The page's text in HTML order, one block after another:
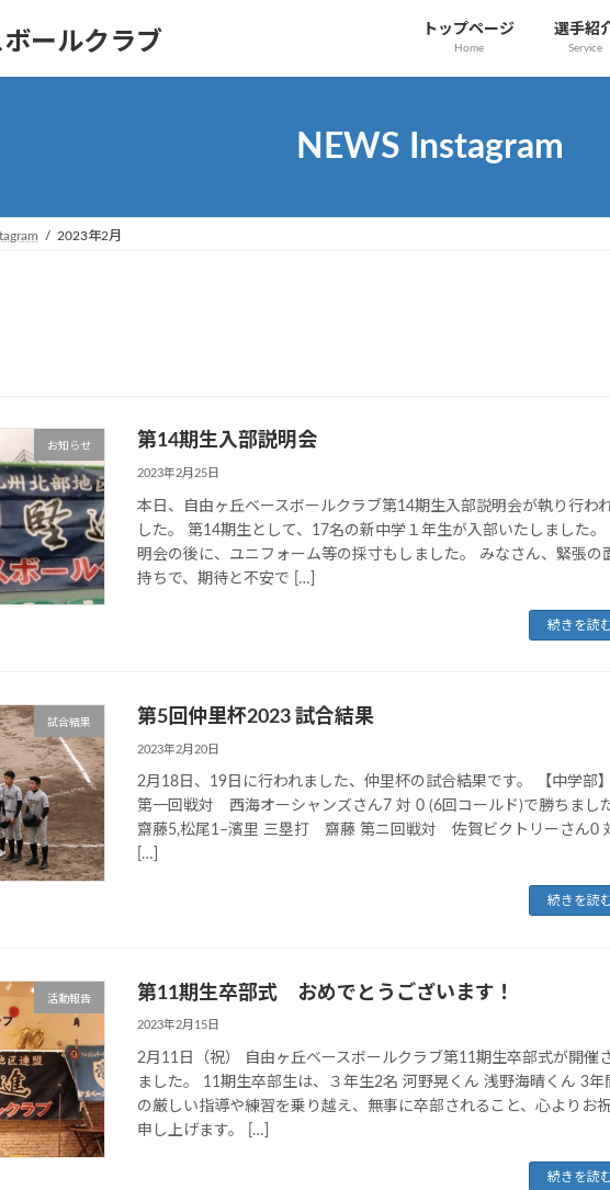
ールクラブ トップページ
Home
選手紹
Service
NEWS Instagram
2023年2月
お知らせ 第14期生入部説明会
2023年2月25日
本日、自由ヶ丘ベースボールクラブ第14期生入部説明会が執り行わ
した。 第14期生として、17名の新中学１年生が入部いたしました。
明会の後に、ユニフォーム等の採寸もしました。 みなさん、緊張の
持ちで、期待と不安で […]
続きを読
試合結果 第5回仲里杯2023 試合結果
2023年2月20日
2月18日、19日に行われました、仲里杯の試合結果です。 【中学部】
第一回戦対 西海オーシャンズさん7 対 0 (6回コールド)で勝ちました
齋藤5,松尾1–濱里 三塁打 齋藤 第ニ回戦対 佐賀ビクトリーさん0
[…]
続きを読
活動報告 第11期生卒部式 おめでとうございます！
2023年2月15日
2月11日（祝） 自由ヶ丘ベースボールクラブ第11期生卒部式が開催
ました。 11期生卒部生は、３年生2名 河野晃くん 浅野海晴くん 3年
の厳しい指導や練習を乗り越え、無事に卒部されること、心よりお
申し上げます。 […]
続きを読